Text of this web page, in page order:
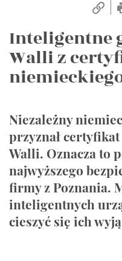
Inteligentne
Walli z
Niezależny
przyznał
Walli. Oznacza to
najwyższego
firmy z Poznania.
inteligentnych
cieszyć się ich